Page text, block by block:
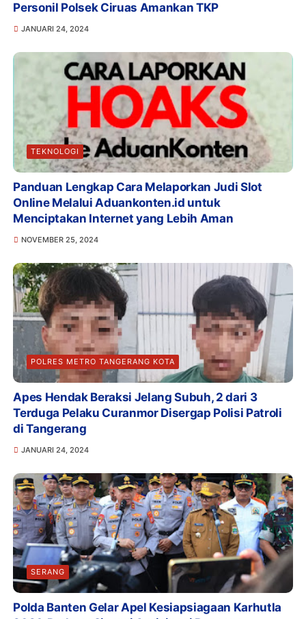
Personil Polsek Ciruas Amankan TKP
JANUARI 24, 2024
TEKNOLOGI
Panduan Lengkap Cara Melaporkan Judi Slot
Online Melalui Aduankonten.id untuk
Menciptakan Internet yang Lebih Aman
NOVEMBER 25, 2024
POLRES METRO TANGERANG KOTA
Apes Hendak Beraksi Jelang Subuh, 2 dari 3
Terduga Pelaku Curanmor Disergap Polisi Patroli
di Tangerang
JANUARI 24, 2024
SERANG
Polda Banten Gelar Apel Kesiapsiagaan Karhutla